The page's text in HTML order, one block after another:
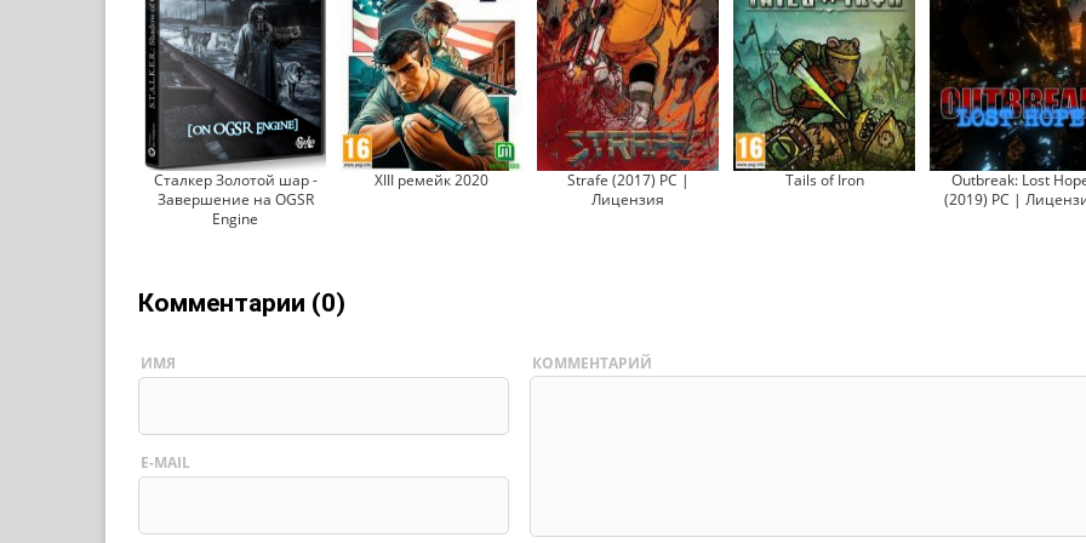
Сталкер Золотой шар -
Завершение на OGSR
Engine
XIII ремейк 2020
Strafe (2017) PC |
Лицензия
Tails of Iron
Outbreak: Lost
(2019) PC |
Комментарии (0)
ИМЯ
E-MAIL
КОММЕНТАРИЙ